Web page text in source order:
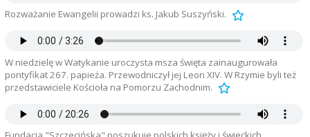
Rozważanie Ewangelii prowadzi ks. Jakub Suszyński.
W niedzielę w Watykanie uroczysta msza święta zainaugurowała
pontyfikat 267. papieża. Przewodniczył jej Leon XIV. W Rzymie byli też
przedstawiciele Kościoła na Pomorzu Zachodnim.